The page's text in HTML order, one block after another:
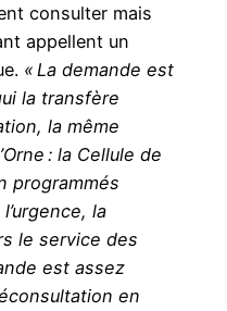
consulter mais
appellent un
« La demande est
la transfère
la même
: la Cellule de
programmés
la
le service des
est assez
en